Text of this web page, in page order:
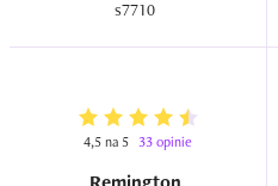
4,5 na 5 33 opinie